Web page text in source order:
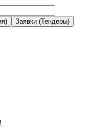
Заявки (Тендеры)